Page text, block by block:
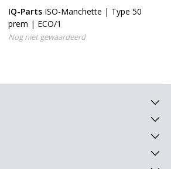
IQ-Parts ISO-Manchette | Type 50
prem | ECO/1
Nog niet gewaardeerd